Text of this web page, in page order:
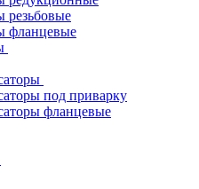
резьбовые
фланцевые
под приварку
фланцевые